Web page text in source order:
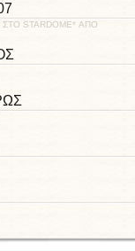
STARDOME* ΑΠΟ